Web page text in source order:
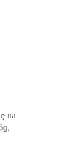
na